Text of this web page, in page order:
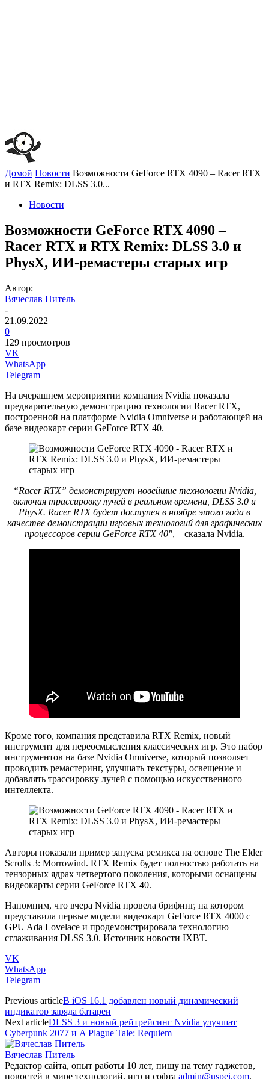
Домой Новости Возможности GeForce RTX 4090 – Racer RTX
и RTX Remix: DLSS 3.0...
Новости
Возможности GeForce RTX 4090 –
Racer RTX и RTX Remix: DLSS 3.0 и
PhysX, ИИ-ремастеры старых игр
Автор:
Вячеслав Питель
-
21.09.2022
0
129 просмотров
VK
WhatsApp
Telegram
На вчерашнем мероприятии компания Nvidia показала
предварительную демонстрацию технологии Racer RTX,
построенной на платформе Nvidia Omniverse и работающей на
базе видеокарт серии GeForce RTX 40.
“Racer RTX” демонстрирует новейшие технологии Nvidia,
включая трассировку лучей в реальном времени, DLSS 3.0 и
PhysX. Racer RTX будет доступен в ноябре этого года в
качестве демонстрации игровых технологий для графических
процессоров серии GeForce RTX 40″, – сказала Nvidia.
Кроме того, компания представила RTX Remix, новый
инструмент для переосмысления классических игр. Это набор
инструментов на базе Nvidia Omniverse, который позволяет
проводить ремастеринг, улучшать текстуры, освещение и
добавлять трассировку лучей с помощью искусственного
интеллекта.
Авторы показали пример запуска ремикса на основе The Elder
Scrolls 3: Morrowind. RTX Remix будет полностью работать на
тензорных ядрах четвертого поколения, которыми оснащены
видеокарты серии GeForce RTX 40.
Напомним, что вчера Nvidia провела брифинг, на котором
представила первые модели видеокарт GeForce RTX 4000 с
GPU Ada Lovelace и продемонстрировала технологию
сглаживания DLSS 3.0. Источник новости IXBT.
VK
WhatsApp
Telegram
Previous articleВ iOS 16.1 добавлен новый динамический
индикатор заряда батареи
Next articleDLSS 3 и новый рейтрейсинг Nvidia улучшат
Cyberpunk 2077 и A Plague Tale: Requiem
Вячеслав Питель
Редактор сайта, опыт работы 10 лет, пишу на тему гаджетов,
новостей в мире технологий, игр и софта admin@uspei.com,